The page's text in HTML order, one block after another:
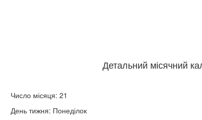
Детальний місячний
Число місяця: 21
День тижня: Понеділок